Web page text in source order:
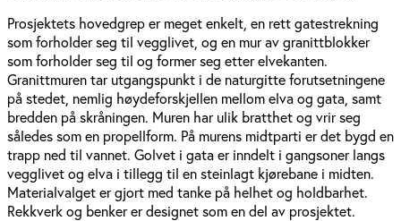
Prosjektets hovedgrep er meget enkelt, en rett gatestrekning
som forholder seg til vegglivet, og en mur av granittblokker
som forholder seg til og former seg etter elvekanten.
Granittmuren tar utgangspunkt i de naturgitte forutsetningene
på stedet, nemlig høydeforskjellen mellom elva og gata, samt
bredden på skråningen. Muren har ulik bratthet og vrir seg
således som en propellform. På murens midtparti er det bygd en
trapp ned til vannet. Golvet i gata er inndelt i gangsoner langs
vegglivet og elva i tillegg til en steinlagt kjørebane i midten.
Materialvalget er gjort med tanke på helhet og holdbarhet.
Rekkverk og benker er designet som en del av prosjektet.